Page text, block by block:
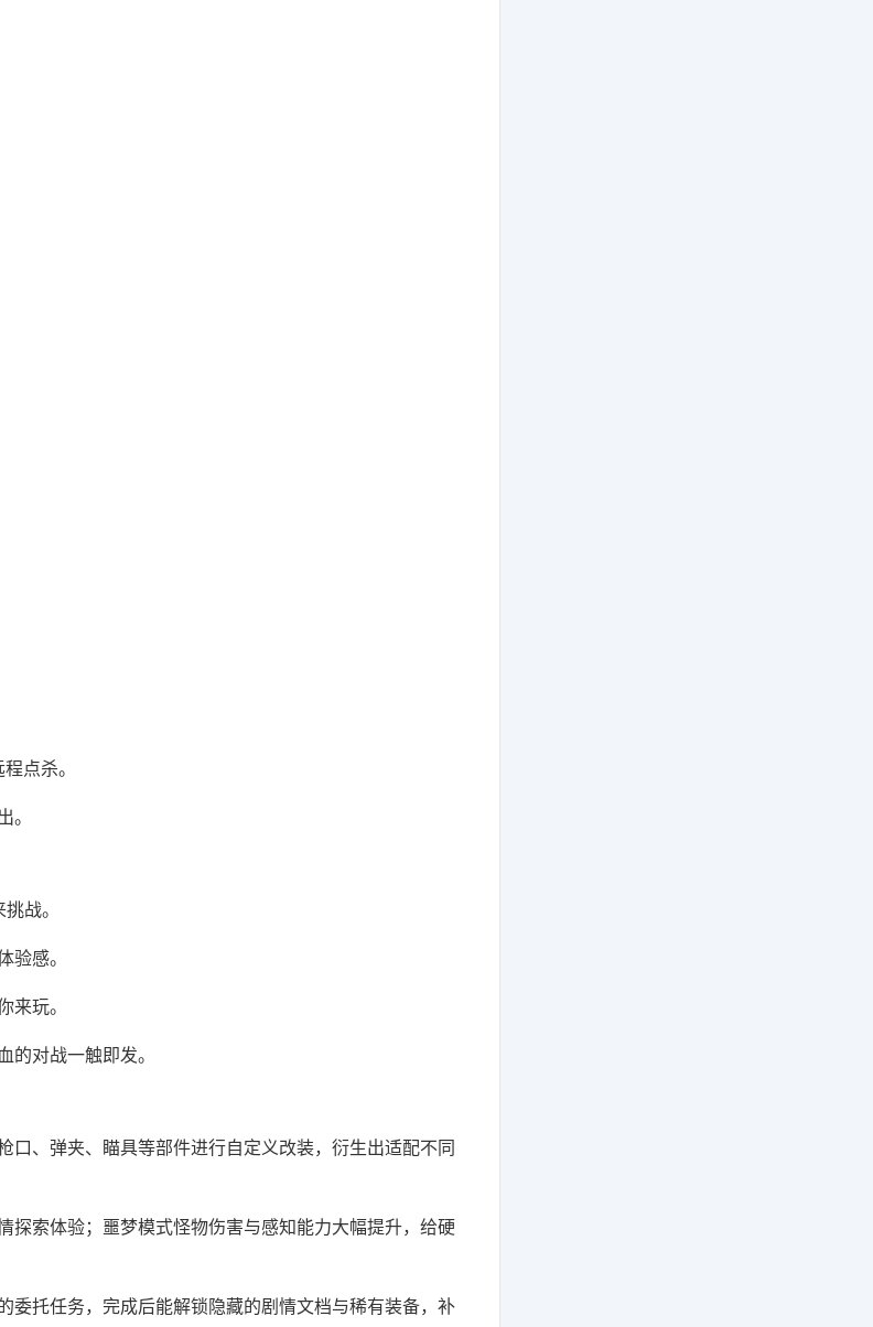
点杀。
战。
感。
玩。
对战一触即发。
、弹夹、瞄具等部件进行自定义改装，衍生出适配不同
索体验；噩梦模式怪物伤害与感知能力大幅提升，给硬
托任务，完成后能解锁隐藏的剧情文档与稀有装备，补